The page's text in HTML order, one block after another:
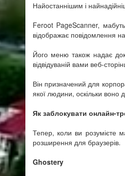
Найостаннішим і
Feroot PageScanner,
відображає повідомлення
Його меню також надає
відвідуваній вами веб-
Він призначений для
якої людини, оскільки
Як заблокувати онлайн-
Тепер, коли ви розумієте
розширення для браузерів.
Ghostery